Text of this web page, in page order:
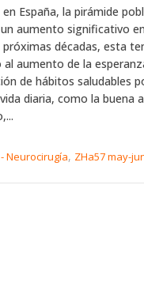
en España, la pirámide
aumento significativo
próximas décadas, esta
al aumento de la
de hábitos saludables
diaria, como la buena
Neurocirugía, ZHa57 may-